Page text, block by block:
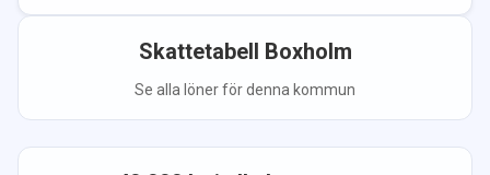
Skattetabell Boxholm
Se alla löner för denna kommun